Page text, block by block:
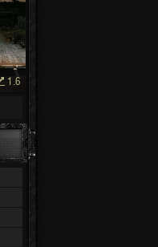
1.6